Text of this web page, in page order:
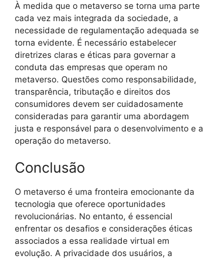
À medida que o metaverso se torna uma parte
cada vez mais integrada da sociedade, a
necessidade de regulamentação adequada se
torna evidente. É necessário estabelecer
diretrizes claras e éticas para governar a
conduta das empresas que operam no
metaverso. Questões como responsabilidade,
transparência, tributação e direitos dos
consumidores devem ser cuidadosamente
consideradas para garantir uma abordagem
justa e responsável para o desenvolvimento e a
operação do metaverso.
Conclusão
O metaverso é uma fronteira emocionante da
tecnologia que oferece oportunidades
revolucionárias. No entanto, é essencial
enfrentar os desafios e considerações éticas
associados a essa realidade virtual em
evolução. A privacidade dos usuários, a